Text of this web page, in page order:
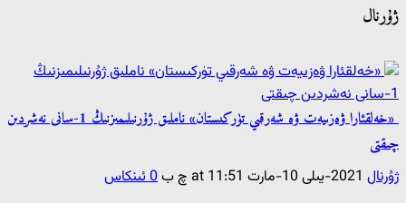
ژۇرنال
«خەلقئارا ۋەزىيەت ۋە شەرقىي تۈركىستان» ناملىق ژۇرنىلىمىزنىڭ 1-سانى نەشردىن
چىقتى
ژۇرنال 2021-يىلى 10-مارت at 11:51 چ ب 0 ئىنكاس